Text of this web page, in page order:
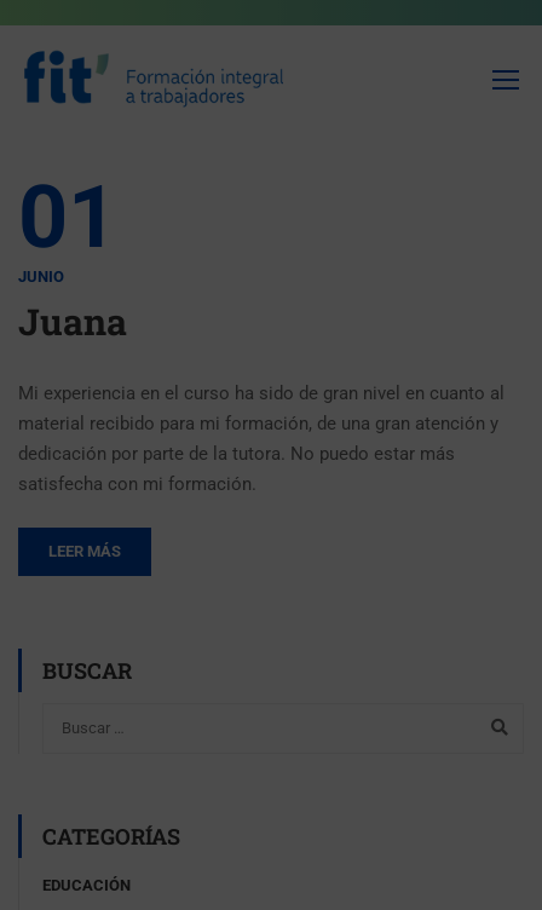
01
JUNIO
Juana
Mi experiencia en el curso ha sido de gran nivel en cuanto al
material recibido para mi formación, de una gran atención y
dedicación por parte de la tutora. No puedo estar más
satisfecha con mi formación.
LEER MÁS
BUSCAR
CATEGORÍAS
EDUCACIÓN